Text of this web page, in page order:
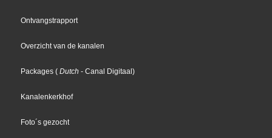
Ontvangstrapport
Overzicht van de kanalen
Packages ( Dutch - Canal Digitaal)
Kanalenkerkhof
Foto´s gezocht